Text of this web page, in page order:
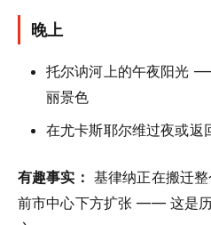
晚上
托尔讷河上的午夜阳光
丽景色
在尤卡斯耶尔维过夜或返
有趣事实： 基律纳正在搬迁
前市中心下方扩张 —— 这是